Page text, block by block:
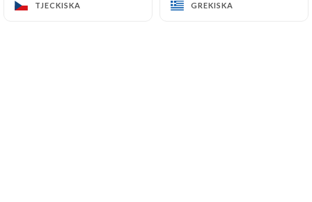
TJECKISKA GREKISKA
R cuisine 2
TJECKISKA GREKISKA